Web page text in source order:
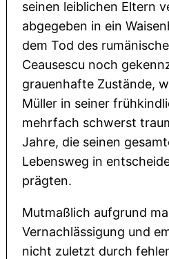
seinen leiblichen Eltern
abgegeben in ein
dem Tod des
Ceausescu noch
grauenhafte Zustände,
Müller in seiner
mehrfach schwerst
Jahre, die seinen
Lebensweg in
prägten.
Mutmaßlich aufgrund
Vernachlässigung und
nicht zuletzt durch